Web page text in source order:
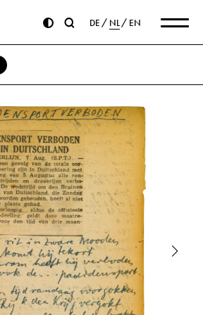
DE NL EN